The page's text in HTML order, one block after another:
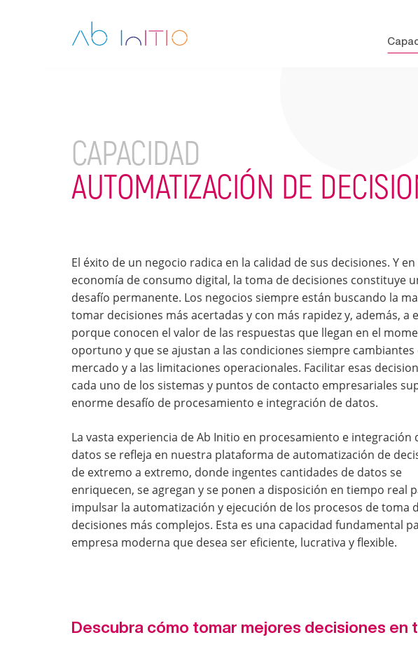
CAPACIDAD
AUTOMATIZACIÓN DE
El éxito de un negocio radica en la calidad de sus decisiones. Y en
economía de consumo digital, la toma de decisiones constituye
desafío permanente. Los negocios siempre están buscando la
tomar decisiones más acertadas y con más rapidez y, además, a
porque conocen el valor de las respuestas que llegan en el
oportuno y que se ajustan a las condiciones siempre cambiantes
mercado y a las limitaciones operacionales. Facilitar esas
cada uno de los sistemas y puntos de contacto empresariales
enorme desafío de procesamiento e integración de datos.
La vasta experiencia de Ab Initio en procesamiento e integración
datos se refleja en nuestra plataforma de automatización de
de extremo a extremo, donde ingentes cantidades de datos se
enriquecen, se agregan y se ponen a disposición en tiempo real
impulsar la automatización y ejecución de los procesos de toma
decisiones más complejos. Esta es una capacidad fundamental
empresa moderna que desea ser eficiente, lucrativa y flexible.
Descubra cómo tomar mejores decisiones en